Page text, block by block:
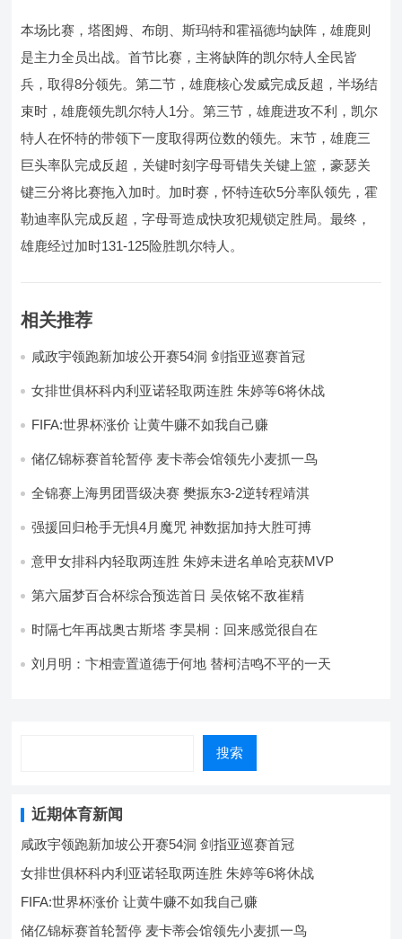
本场比赛，塔图姆、布朗、斯玛特和霍福德均缺阵，雄鹿则
是主力全员出战。首节比赛，主将缺阵的凯尔特人全民皆
兵，取得8分领先。第二节，雄鹿核心发威完成反超，半场结
束时，雄鹿领先凯尔特人1分。第三节，雄鹿进攻不利，凯尔
特人在怀特的带领下一度取得两位数的领先。末节，雄鹿三
巨头率队完成反超，关键时刻字母哥错失关键上篮，豪瑟关
键三分将比赛拖入加时。加时赛，怀特连砍5分率队领先，霍
勒迪率队完成反超，字母哥造成快攻犯规锁定胜局。最终，
雄鹿经过加时131-125险胜凯尔特人。
相关推荐
咸政宇领跑新加坡公开赛54洞 剑指亚巡赛首冠
女排世俱杯科内利亚诺轻取两连胜 朱婷等6将休战
FIFA:世界杯涨价 让黄牛赚不如我自己赚
储亿锦标赛首轮暂停 麦卡蒂会馆领先小麦抓一鸟
全锦赛上海男团晋级决赛 樊振东3-2逆转程靖淇
强援回归枪手无惧4月魔咒 神数据加持大胜可搏
意甲女排科内轻取两连胜 朱婷未进名单哈克获MVP
第六届梦百合杯综合预选首日 吴依铭不敌崔精
时隔七年再战奥古斯塔 李昊桐：回来感觉很自在
刘月明：卞相壹置道德于何地 替柯洁鸣不平的一天
搜索
近期体育新闻
咸政宇领跑新加坡公开赛54洞 剑指亚巡赛首冠
女排世俱杯科内利亚诺轻取两连胜 朱婷等6将休战
FIFA:世界杯涨价 让黄牛赚不如我自己赚
储亿锦标赛首轮暂停 麦卡蒂会馆领先小麦抓一鸟